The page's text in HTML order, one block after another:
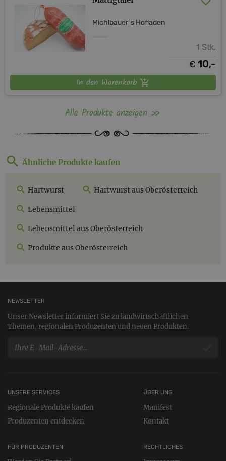
Michlbauer´s Hofladen
1 Stk.
€ 10,-
In den Warenkorb
Alle Produkte anzeigen
Ähnliche Produkte kaufen
Hartwurst Hartwurst aus Oberösterreich
Lebensmittel
Lebensmittel aus Oberösterreich
Produkte aus Oberösterreich
NEWSLETTER
Unser Newsletter informiert Sie zu landwirtschaftlichen
Themen, regionalen Produzenten und neuen Produkten.
UNSERE SERVICES
Regionale Produkte kaufen
Produzenten entdecken
FÜR PRODUZENTEN RECHTLICHES
ÜBER UNS
Manifest
Kontakt